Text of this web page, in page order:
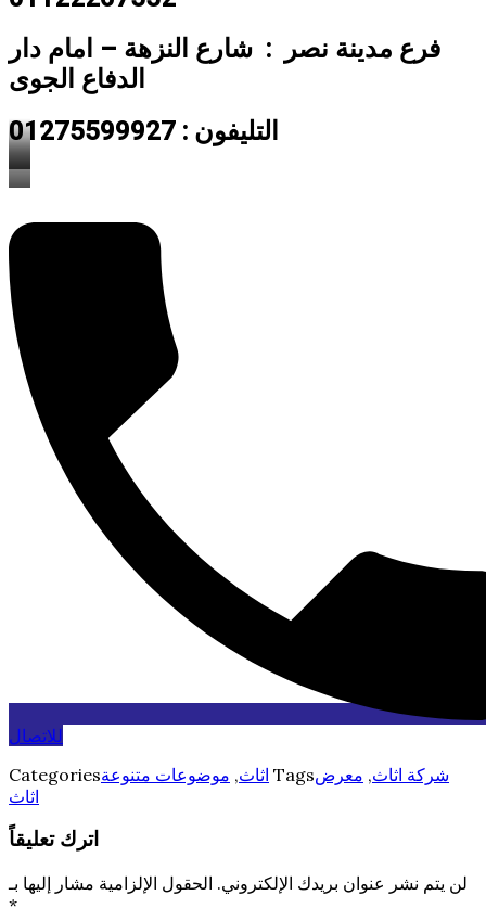
فرع مدينة نصر : شارع النزهة – امام دار
الدفاع الجوى
التليفون : 01275599927
للاتصال
Categories
اثاث, موضوعات متنوعة Tags شركة اثاث, معرض
اثاث
اترك تعليقاً
لن يتم نشر عنوان بريدك الإلكتروني. الحقول الإلزامية مشار إليها بـ
*